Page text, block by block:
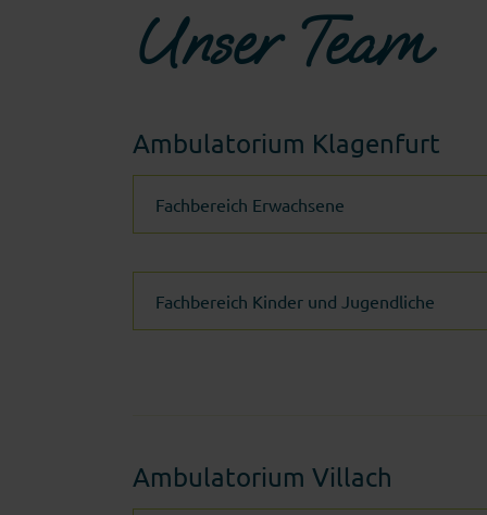
Unser Team
Ambulatorium Klagenfurt
Fachbereich Erwachsene
Fachbereich Kinder und Jugendliche
Ambulatorium Villach